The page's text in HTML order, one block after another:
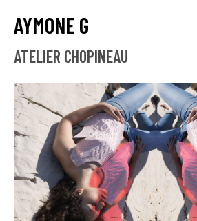
AYMONE G
ATELIER CHOPINEAU